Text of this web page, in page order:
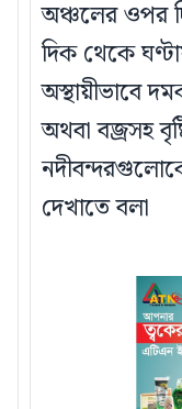
অঞ্চলের ওপর
দিক থেকে
অস্থায়ীভাবে
অথবা বজ্রসহ
দেখাতে বলা